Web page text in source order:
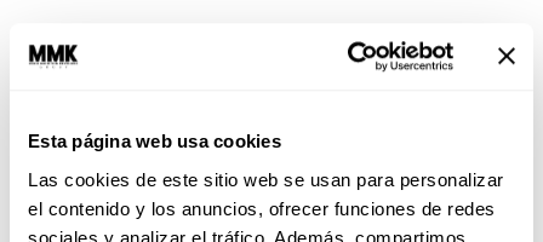
Esta página web usa cookies
Las cookies de este sitio web se usan para personalizar
el contenido y los anuncios, ofrecer funciones de redes
sociales y analizar el tráfico. Además, compartimos
Capricornio
que te pueden dar consejos prácticos y útiles,
también buscan divertirse y tienen alma
chacoteadora y un sentido del humor bastante
sarcástico.